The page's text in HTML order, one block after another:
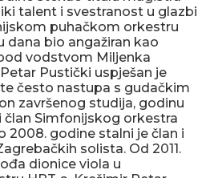
talent i svestranost u glazbi
puhačkom orkestru
dana bio angažiran kao
vodstvom Miljenka
Pustički uspješan je
često nastupa s gudačkim
završenog studija, godinu
član Simfonijskog orkestra
2008. godine stalni je član i
solista. Od 2011.
dionice viola u